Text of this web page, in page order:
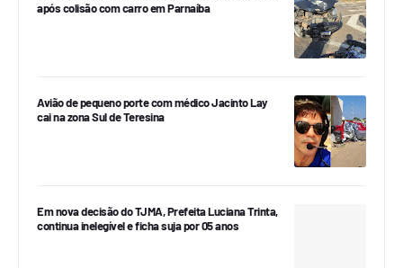
após colisão com carro em Parnaíba
Avião de pequeno porte com médico Jacinto Lay
cai na zona Sul de Teresina
Em nova decisão do TJMA, Prefeita Luciana Trinta,
continua inelegível e ficha suja por 05 anos